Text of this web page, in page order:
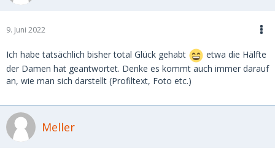
9. Juni 2022
Ich habe tatsächlich bisher total Glück gehabt
etwa die Hälfte
der Damen hat geantwortet. Denke es kommt auch immer darauf
an, wie man sich darstellt (Profiltext, Foto etc.)
Meller